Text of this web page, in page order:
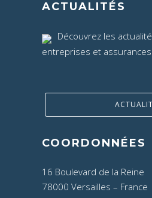
ACTUALITÉS
Découvrez les
entreprises et
COORDONNÉES
16 Boulevard de la Reine
78000 Versailles – France